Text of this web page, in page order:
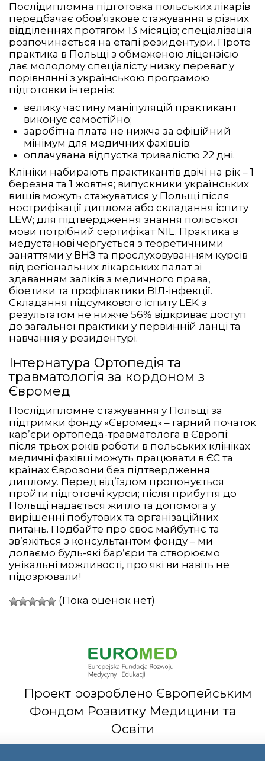
Послідипломна підготовка польських лікарів
передбачає обов’язкове стажування в різних
відділеннях протягом 13 місяців; спеціалізація
розпочинається на етапі резидентури. Проте
практика в Польщі з обмеженою ліцензією
дає молодому спеціалісту низку переваг у
порівнянні з українською програмою
підготовки інтернів:
велику частину маніпуляцій практикант
виконує самостійно;
заробітна плата не нижча за офіційний
мінімум для медичних фахівців;
оплачувана відпустка тривалістю 22 дні.
Клініки набирають практикантів двічі на рік – 1
березня та 1 жовтня; випускники українських
вишів можуть стажуватися у Польщі після
нострифікації диплома або складання іспиту
LEW; для підтвердження знання польської
мови потрібний сертифікат NIL. Практика в
медустанові чергується з теоретичними
заняттями у ВНЗ та прослуховуванням курсів
від регіональних лікарських палат зі
здаванням заліків з медичного права,
біоетики та профілактики ВІЛ-інфекції.
Складання підсумкового іспиту LEK з
результатом не нижче 56% відкриває доступ
до загальної практики у первинній ланці та
навчання у резидентурі.
Інтернатура Ортопедія та
травматологія за кордоном з
Євромед
Послідипломне стажування у Польщі за
підтримки фонду «Євромед» – гарний початок
кар’єри ортопеда-травматолога в Європі:
після трьох років роботи в польських клініках
медичні фахівці можуть працювати в ЄС та
країнах Єврозони без підтвердження
диплому. Перед від’їздом пропонується
пройти підготовчі курси; після прибуття до
Польщі надається житло та допомога у
вирішенні побутових та організаційних
питань. Подбайте про своє майбутнє та
зв’яжіться з консультантом фонду – ми
долаємо будь-які бар’єри та створюємо
унікальні можливості, про які ви навіть не
підозрювали!
(Пока оценок нет)
Проект розроблено Європейським
Фондом Розвитку Медицини та
Освіти